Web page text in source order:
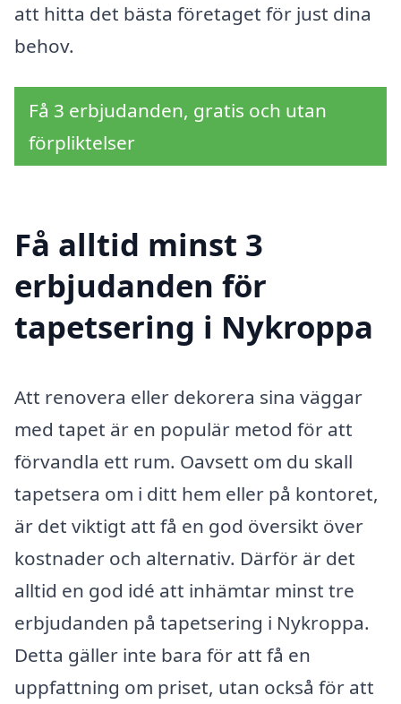
att hitta det bästa företaget för just dina
behov.
Få 3 erbjudanden, gratis och utan
förpliktelser
Få alltid minst 3
erbjudanden för
tapetsering i Nykroppa
Att renovera eller dekorera sina väggar
med tapet är en populär metod för att
förvandla ett rum. Oavsett om du skall
tapetsera om i ditt hem eller på kontoret,
är det viktigt att få en god översikt över
kostnader och alternativ. Därför är det
alltid en god idé att inhämtar minst tre
erbjudanden på tapetsering i Nykroppa.
Detta gäller inte bara för att få en
uppfattning om priset, utan också för att